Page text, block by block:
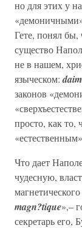
но для этих у
Гете, понял бы,
существо
не в нашем,
языческом:
законов
просто, как то,
Что дает
чудесную,
magn?tique»,–
секретарь его,